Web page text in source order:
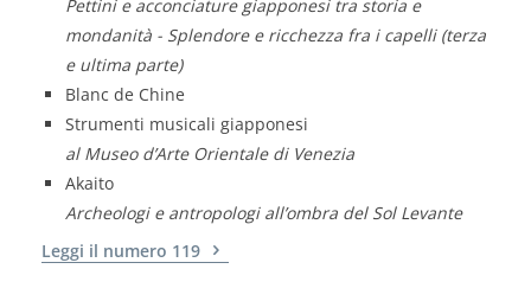
Pettini e acconciature giapponesi tra storia e
mondanità - Splendore e ricchezza fra i capelli (terza
e ultima parte)
Blanc de Chine
Strumenti musicali giapponesi
al Museo d’Arte Orientale di Venezia
Akaito
Archeologi e antropologi all’ombra del Sol Levante
Leggi il numero 119